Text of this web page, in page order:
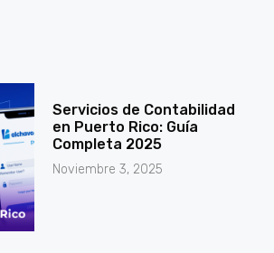
Servicios de Contabilidad
en Puerto Rico: Guía
Completa 2025
Noviembre 3, 2025